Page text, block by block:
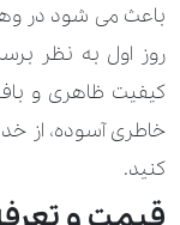
پرچم کوچک
پیراهن
باعث می شود در
روز اول به نظر
کیفیت ظاهری و
خاطری آسوده، از
کنید.